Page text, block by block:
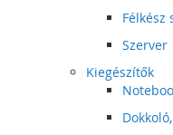
Félkész
Szerver
Kiegészítők